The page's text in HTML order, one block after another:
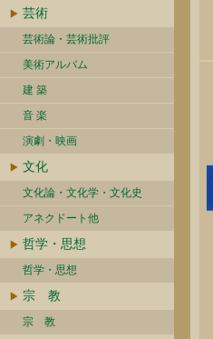
芸術
芸術論・芸術批評
美術アルバム
建 築
音 楽
演劇・映画
文化
文化論・文化学・文化史
アネクドート他
哲学・思想
哲学・思想
宗 教
宗 教